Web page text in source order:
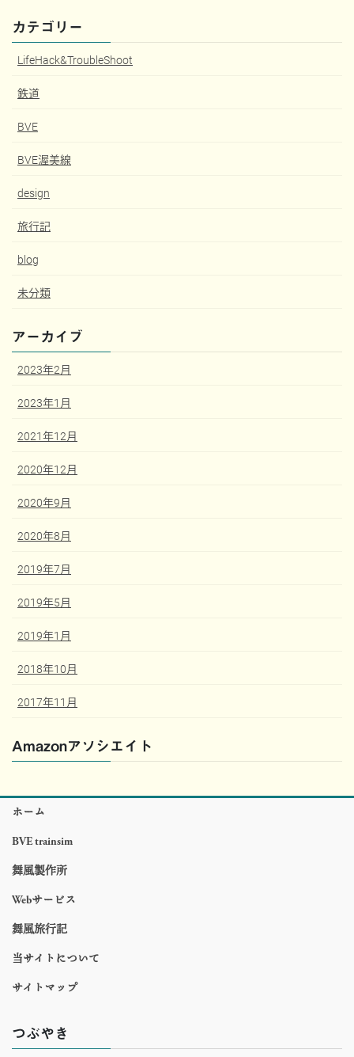
カテゴリー
LifeHack&TroubleShoot
鉄道
BVE
BVE渥美線
design
旅行記
blog
未分類
アーカイブ
2023年2月
2023年1月
2021年12月
2020年12月
2020年9月
2020年8月
2019年7月
2019年5月
2019年1月
2018年10月
2017年11月
Amazonアソシエイト
ホーム
BVE trainsim
舞風製作所
Webサービス
舞風旅行記
当サイトについて
サイトマップ
つぶやき